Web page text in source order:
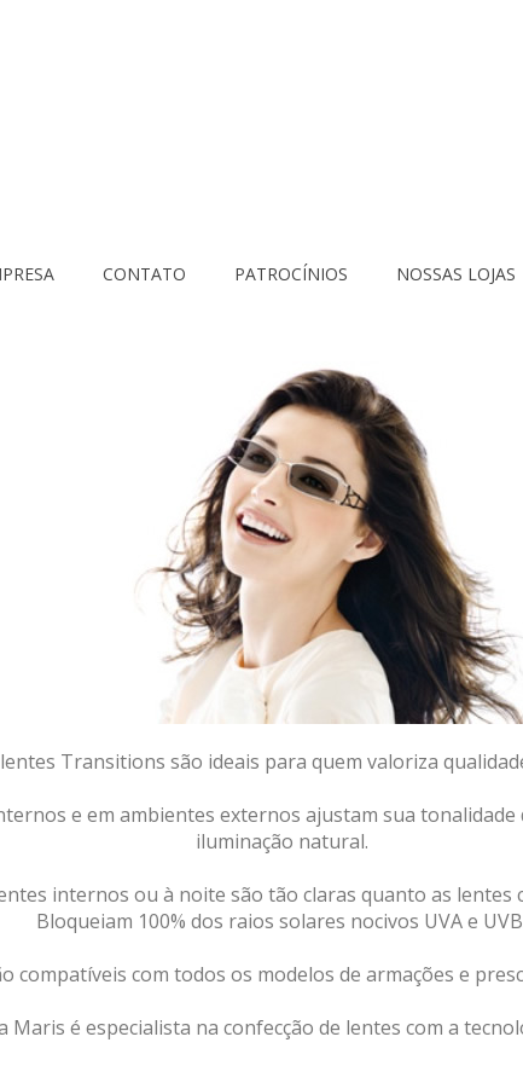
CONTATO PATROCÍNIOS NOSSAS LOJAS
Transitions são ideais para quem valoriza
e em ambientes externos ajustam sua tonalidade
iluminação natural.
internos ou à noite são tão claras quanto as lentes
Bloqueiam 100% dos raios solares nocivos UVA e
compatíveis com todos os modelos de armações e
Maris é especialista na confecção de lentes com a